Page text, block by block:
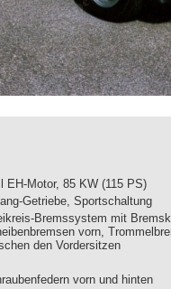
EH-Motor, 85 KW (115 PS)
Getriebe, Sportschaltung
Bremssystem mit
vorn,
den Vordersitzen
vorn und hinten